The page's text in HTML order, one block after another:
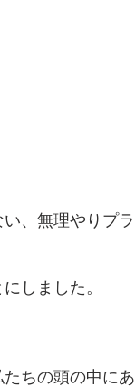
、無理やりプラ
しました。
ちの頭の中にあ